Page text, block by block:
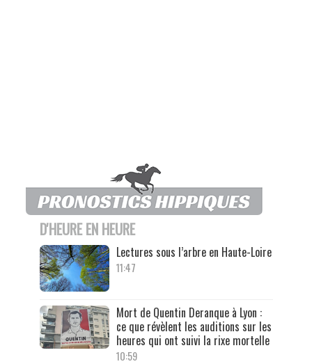
D'HEURE EN HEURE
Lectures sous l’arbre en Haute-Loire
11:47
Mort de Quentin Deranque à Lyon :
ce que révèlent les auditions sur les
heures qui ont suivi la rixe mortelle
10:59